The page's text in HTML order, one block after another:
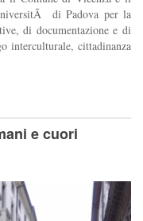
di Padova per la
di documentazione e di
interculturale, cittadinanza
e cuori